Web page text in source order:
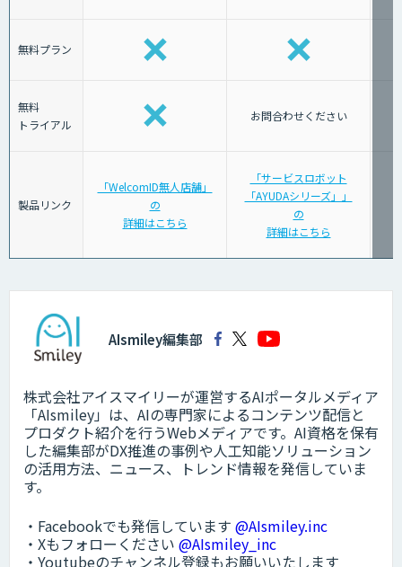
無料プラン
無料
トライアル
お問合わせください
製品リンク
「WelcomID無人店舗」
の
詳細はこちら
「サービスロボット
「AYUDAシリーズ」」
の
詳細はこちら
AIsmiley編集部
株式会社アイスマイリーが運営するAIポータルメディア
「AIsmiley」は、AIの専門家によるコンテンツ配信と
プロダクト紹介を行うWebメディアです。AI資格を保有
した編集部がDX推進の事例や人工知能ソリューション
の活用方法、ニュース、トレンド情報を発信していま
す。
・Facebookでも発信しています @AIsmiley.inc
・Xもフォローください @AIsmiley_inc
・Youtubeのチャンネル登録もお願いいたします